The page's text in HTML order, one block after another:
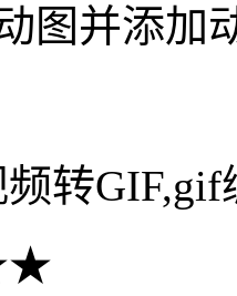
图并添加
转GIF,gif